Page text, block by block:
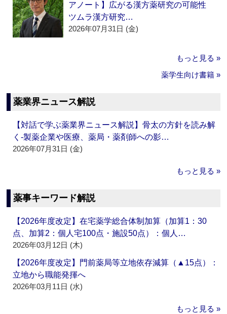
アノート】広がる漢方薬研究の可能性
ツムラ漢方研究…
2026年07月31日 (金)
もっと見る »
薬学生向け書籍 »
薬業界ニュース解説
【対話で学ぶ薬業界ニュース解説】骨太の方針を読み解
く‐製薬企業や医療、薬局・薬剤師への影…
2026年07月31日 (金)
もっと見る »
薬事キーワード解説
【2026年度改定】在宅薬学総合体制加算（加算1：30
点、加算2：個人宅100点・施設50点）：個人…
2026年03月12日 (木)
【2026年度改定】門前薬局等立地依存減算（▲15点）：
立地から職能発揮へ
2026年03月11日 (水)
もっと見る »